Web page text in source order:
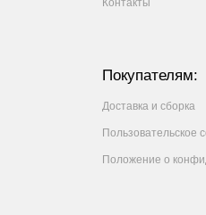
Контакты
Покупателям:
Доставка и сборка
Пользовательское
Положение о